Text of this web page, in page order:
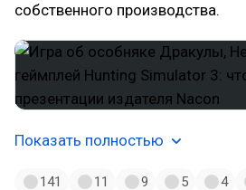
собственного производства.
Показать полностью
141 11 9 5 4